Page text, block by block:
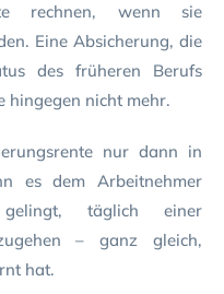
rechnen, wenn sie
Eine Absicherung, die
des früheren Berufs
hingegen nicht mehr.
nur dann in
es dem Arbeitnehmer
täglich einer
– ganz gleich,
hat.